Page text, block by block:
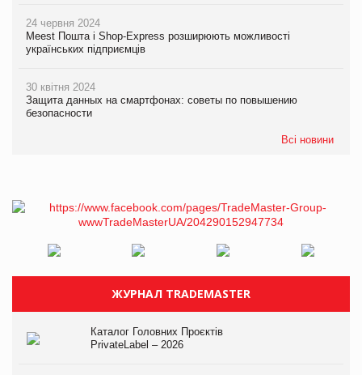
24 червня 2024
Meest Пошта і Shop-Express розширюють можливості
українських підприємців
30 квітня 2024
Защита данных на смартфонах: советы по повышению
безопасности
Всі новини
ЖУРНАЛ TRADEMASTER
Каталог Головних Проєктів
PrivateLabel – 2026